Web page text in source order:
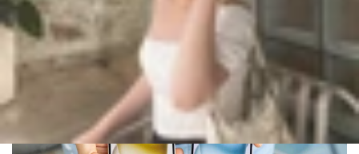
Cập nhật:
01/06/2026
Theo dõi XTMobile trên